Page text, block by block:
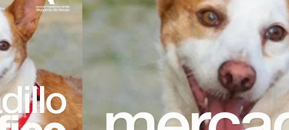
patrocinador
Animación
Sociocultural
NYDIA